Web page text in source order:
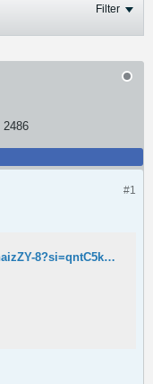
Filter
2486
#1
https://youtu.be/kwMhaizZY-8?si=qntC5kkyrxr2HGXO